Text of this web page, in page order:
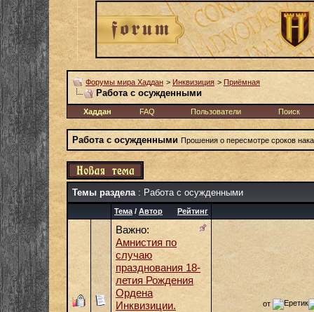
Форумы мира Хаддан > Инквизиция > Приёмная
Работа с осужденными
Хаддан FAQ Пользователи Поиск
Работа с осужденными Прошения о пересмотре сроков
Темы раздела: Работа с осужденными
Рейтинг
Тема / Автор
Важно:
Амнистия по
случаю
празднования 18-
летия Рождения
Ордена
Инквизиции.
от